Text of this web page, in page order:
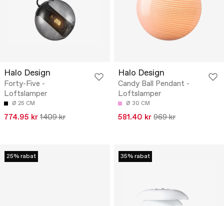
Halo Design
Forty-Five -
Loftslamper
Ø 25 CM
774.95 kr 1409 kr
Halo Design
Candy Ball Pendant -
Loftslamper
Ø 30 CM
581.40 kr 969 kr
25% rabat 35% rabat